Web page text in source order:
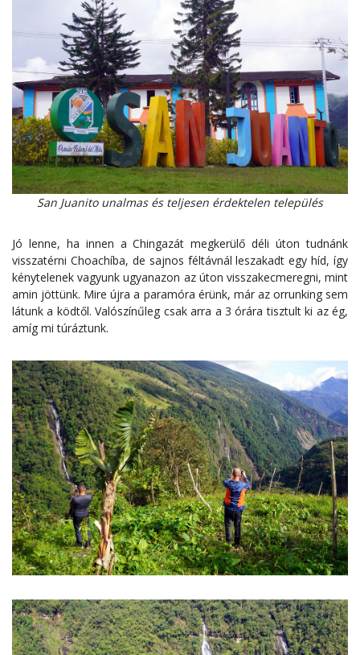
San Juanito unalmas és teljesen érdektelen település
Jó lenne, ha innen a Chingazát megkerülő déli úton tudnánk
visszatérni Choachíba, de sajnos féltávnál leszakadt egy híd, így
kénytelenek vagyunk ugyanazon az úton visszakecmeregni, mint
amin jöttünk. Mire újra a paramóra érünk, már az orrunking sem
látunk a ködtől. Valószínűleg csak arra a 3 órára tisztult ki az ég,
amíg mi túráztunk.